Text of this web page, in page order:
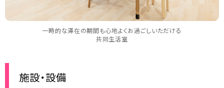
一時的な滞在の期間も心地よくお過ごしいただける
共同生活室
施設・設備